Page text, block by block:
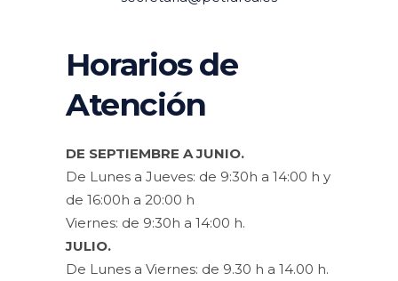
Horarios de
Atención
DE SEPTIEMBRE A JUNIO.
De Lunes a Jueves: de 9:30h a 14:00 h y
de 16:00h a 20:00 h
Viernes: de 9:30h a 14:00 h.
JULIO.
De Lunes a Viernes: de 9.30 h a 14.00 h.